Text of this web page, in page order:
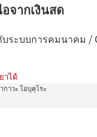
จากเงินสด
ระบบการคมนาคม
าได้
กาวะ โอบุคุโระ